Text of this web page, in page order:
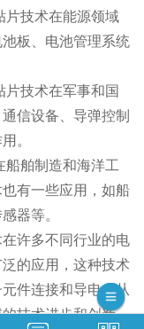
片技术在能源领域
板、电池管理系统
片技术在军事和国
信设备、导弹控制
。
船舶制造和海洋工
有一些应用，如船
器等。
许多不同行业的电
的应用，这种技术
件连接和导电，从
技术进步和创新。